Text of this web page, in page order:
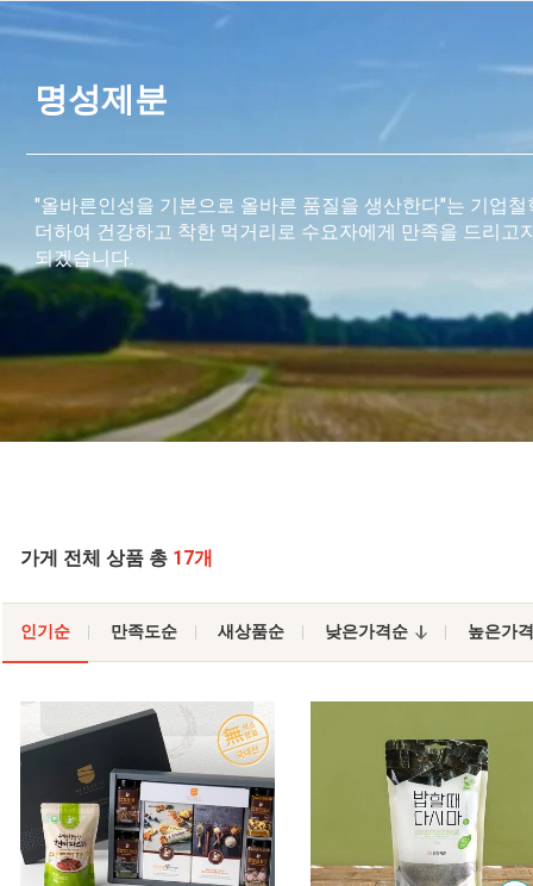
명성제분
"올바른인성을 기본으로 올바른 품질을 생산한다"는 기업
더하여 건강하고 착한 먹거리로 수요자에게 만족을 드리고
되겠습니다.
가게 전체 상품 총 17개
인기순 만족도순 새상품순 낮은가격순 높은가